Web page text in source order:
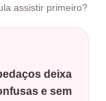
assistir primeiro?
deixa
e sem